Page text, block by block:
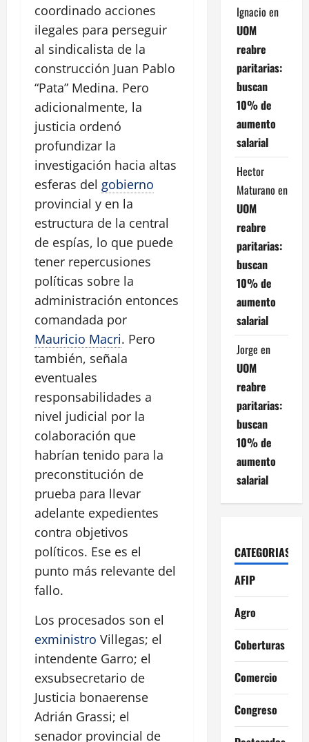
coordinado acciones
ilegales para perseguir
al sindicalista de la
construcción Juan Pablo
“Pata” Medina. Pero
adicionalmente, la
justicia ordenó
profundizar la
investigación hacia altas
esferas del gobierno
provincial y en la
estructura de la central
de espías, lo que puede
tener repercusiones
políticas sobre la
administración entonces
comandada por
Mauricio Macri. Pero
también, señala
eventuales
responsabilidades a
nivel judicial por la
colaboración que
habrían tenido para la
preconstitución de
prueba para llevar
adelante expedientes
contra objetivos
políticos. Ese es el
punto más relevante del
fallo.
Los procesados son el
exministro Villegas; el
intendente Garro; el
exsubsecretario de
Justicia bonaerense
Adrián Grassi; el
senador provincial de
Ignacio en
UOM
reabre
paritarias:
buscan
10% de
aumento
salarial
Hector
Maturano en
UOM
reabre
paritarias:
buscan
10% de
aumento
salarial
Jorge en
UOM
reabre
paritarias:
buscan
10% de
aumento
salarial
CATEGORIAS
AFIP
Agro
Coberturas
Comercio
Congreso